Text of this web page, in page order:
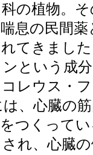
の植物。
息の民間
てきまし
という成
レウス・
、心臓の
つくって
れ、心臓